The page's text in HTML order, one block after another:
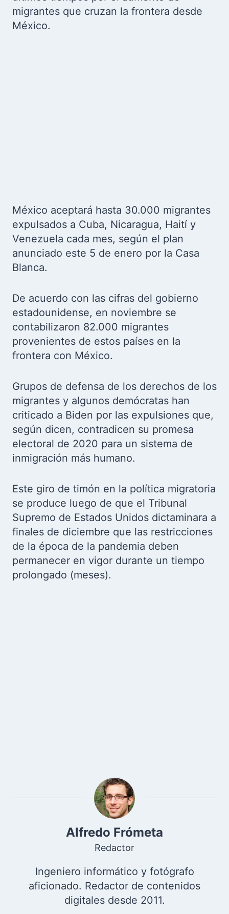
migrantes que cruzan la frontera desde
México.
México aceptará hasta 30.000 migrantes
expulsados a Cuba, Nicaragua, Haití y
Venezuela cada mes, según el plan
anunciado este 5 de enero por la Casa
Blanca.
De acuerdo con las cifras del gobierno
estadounidense, en noviembre se
contabilizaron 82.000 migrantes
provenientes de estos países en la
frontera con México.
Grupos de defensa de los derechos de los
migrantes y algunos demócratas han
criticado a Biden por las expulsiones que,
según dicen, contradicen su promesa
electoral de 2020 para un sistema de
inmigración más humano.
Este giro de timón en la política migratoria
se produce luego de que el Tribunal
Supremo de Estados Unidos dictaminara a
finales de diciembre que las restricciones
de la época de la pandemia deben
permanecer en vigor durante un tiempo
prolongado (meses).
Alfredo Frómeta
Redactor
Ingeniero informático y fotógrafo
aficionado. Redactor de contenidos
digitales desde 2011.